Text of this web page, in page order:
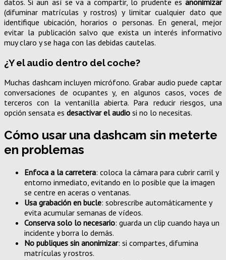
(difuminar matrículas y rostros) y limitar cualquier dato que
identifique ubicación, horarios o personas. En general, mejor
evitar la publicación salvo que exista un interés informativo
muy claro y se haga con las debidas cautelas.
¿Y el audio dentro del coche?
Muchas dashcam incluyen micrófono. Grabar audio puede captar
conversaciones de ocupantes y, en algunos casos, voces de
terceros con la ventanilla abierta. Para reducir riesgos, una
opción sensata es desactivar el audio si no lo necesitas.
Cómo usar una dashcam sin meterte
en problemas
Enfoca a la carretera: coloca la cámara para cubrir carril y
entorno inmediato, evitando en lo posible que la imagen
se centre en aceras o ventanas.
Usa grabación en bucle: sobrescribe automáticamente y
evita acumular semanas de vídeos.
Conserva solo lo necesario: guarda un clip cuando haya un
incidente y borra lo demás.
No publiques sin anonimizar: si compartes, difumina
matrículas y rostros.